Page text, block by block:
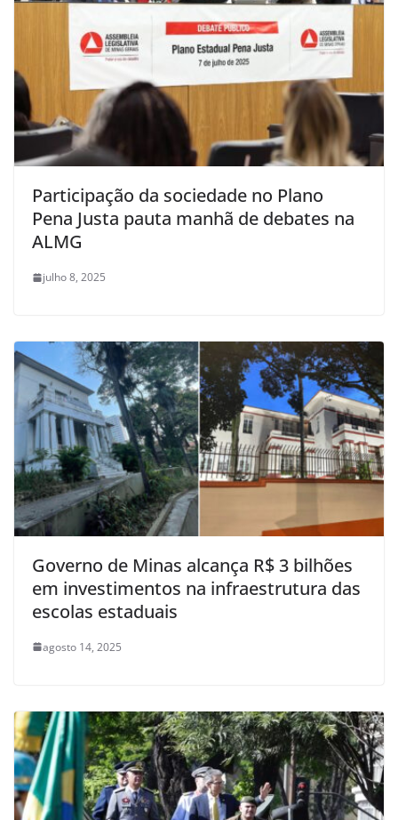
Participação da sociedade no Plano
Pena Justa pauta manhã de debates na
ALMG
julho 8, 2025
Governo de Minas alcança R$ 3 bilhões
em investimentos na infraestrutura das
escolas estaduais
agosto 14, 2025